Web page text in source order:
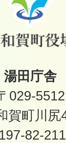
湯田庁舎
029-5512
賀町川
82-